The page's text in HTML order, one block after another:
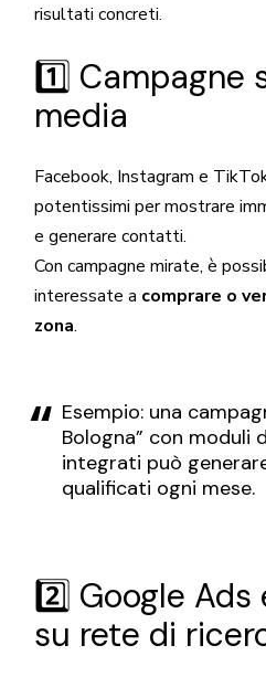
risultati concreti.
1️⃣ Campagne
media
Facebook, Instagram e
potentissimi per mostrare
e generare contatti.
Con campagne mirate, è
interessate a comprare o
zona.
Esempio: una
Bologna” con moduli
integrati può
qualificati ogni mese.
2️⃣ Google
su rete di